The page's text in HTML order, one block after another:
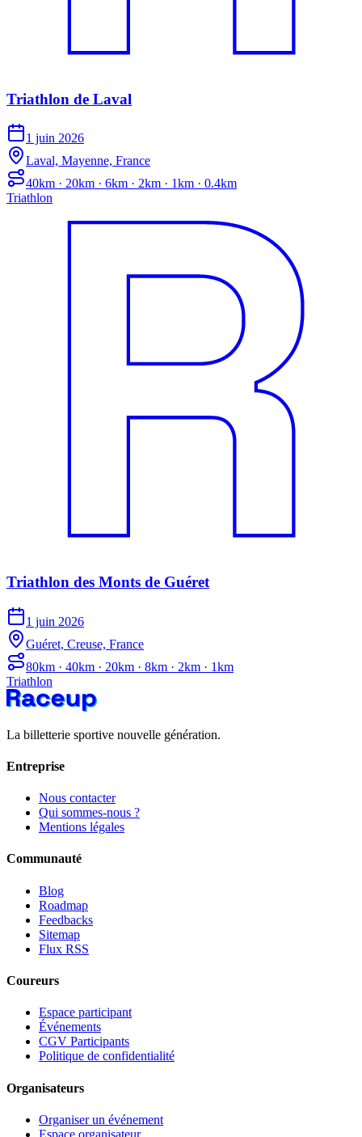
Triathlon de Laval
1 juin 2026
Laval, Mayenne, France
40km · 20km · 6km · 2km · 1km · 0.4km
Triathlon
Triathlon des Monts de Guéret
1 juin 2026
Guéret, Creuse, France
80km · 40km · 20km · 8km · 2km · 1km
Triathlon
La billetterie sportive nouvelle génération.
Entreprise
Nous contacter
Qui sommes-nous ?
Mentions légales
Communauté
Blog
Roadmap
Feedbacks
Sitemap
Flux RSS
Coureurs
Espace participant
Événements
CGV Participants
Politique de confidentialité
Organisateurs
Organiser un événement
Espace organisateur